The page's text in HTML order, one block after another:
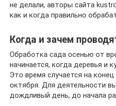
не делали, авторы сайта
как и когда правильно
Когда и зачем
Обработка сада осенью от
начинается, когда деревья и
Это время случается на
октября. Для деятельности
дождливый день, до начала